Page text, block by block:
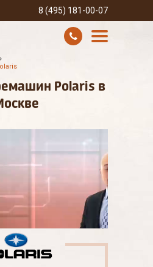
8 (495) 181-00-07
Polaris в